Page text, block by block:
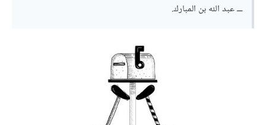
ـــ عبد الله بن المبارك.